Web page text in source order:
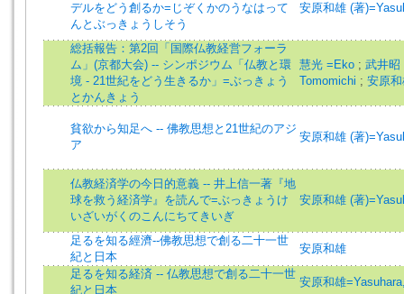
デルをどう創るか=じぞくかのうなはって
んとぶっきょうしそう
安原和雄 (著
総括報告：第2回「国際仏教経営フォーラ
ム」(京都大会) -- シンポジウム「仏教と環
境 - 21世紀をどう生きるか」=ぶっきょう
とかんきょう
慧光 =Eko ; 武井
Tomomichi ; 安原
貧欲から知足へ -- 佛教思想と21世紀のアジ
ア
安原和雄 (著
仏教経済学の今日的意義 -- 井上信一著『地
球を救う経済学』を読んで=ぶっきょうけ
いざいがくのこんにちてきいぎ
安原和雄 (著
足るを知る經濟--佛教思想で創る二十一世
紀と日本
安原和雄
足るを知る経済 -- 仏教思想で創る二十一世
紀と日本
安原和雄